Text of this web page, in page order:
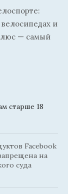
велосипедах и
— самый
старше 18
Facebook
на
суда